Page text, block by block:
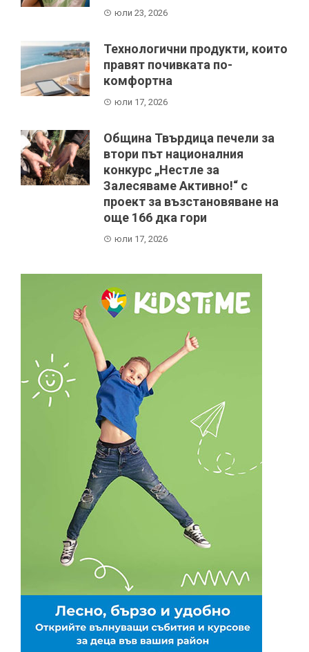
юли 23, 2026
Технологични продукти, които
правят почивката по-
комфортна
юли 17, 2026
Община Твърдица печели за
втори път националния
конкурс „Нестле за
Залесяваме Активно!“ с
проект за възстановяване на
още 166 дка гори
юли 17, 2026